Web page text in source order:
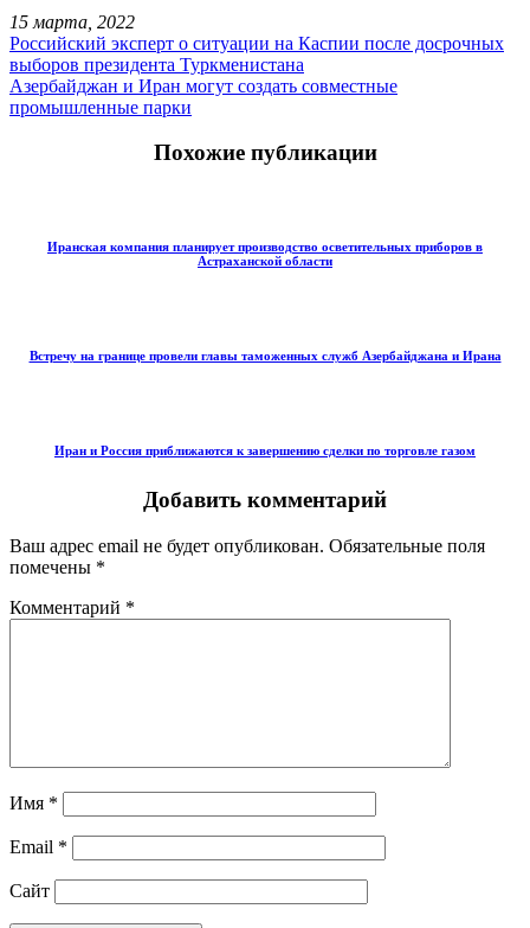
15 марта, 2022
Российский эксперт о ситуации на Каспии после досрочных
выборов президента Туркменистана
Азербайджан и Иран могут создать совместные
промышленные парки
Похожие публикации
Иранская компания планирует производство осветительных приборов в
Астраханской области
Встречу на границе провели главы таможенных служб Азербайджана и Ирана
Иран и Россия приближаются к завершению сделки по торговле газом
Добавить комментарий
Ваш адрес email не будет опубликован. Обязательные поля
помечены *
Комментарий *
Имя *
Email *
Сайт